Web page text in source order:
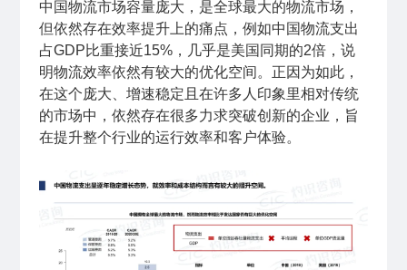
中国物流市场容量庞大，是全球最大的物流市场，
但依然存在效率提升上的痛点，例如中国物流支出
占GDP比重接近15%，几乎是美国同期的2倍，说
明物流效率依然有较大的优化空间。正因为如此，
在这个庞大、增速稳定且在许多人印象里相对传统
的市场中，依然存在很多力求突破创新的企业，旨
在提升整个行业的运行效率和客户体验。